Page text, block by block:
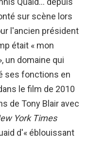
sur scène lors
l'ancien président
était « mon
un domaine qui
ses fonctions en
le film de 2010
de Tony Blair avec
York Times
d'« éblouissant